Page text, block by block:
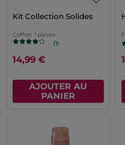
Kit Collection Solides
Coffret 1 pieces
(1)
14,99 €
AJOUTER AU
PANIER